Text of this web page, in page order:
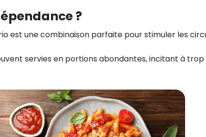
?
est une combinaison parfaite pour stimuler les
servies en portions abondantes, incitant à trop